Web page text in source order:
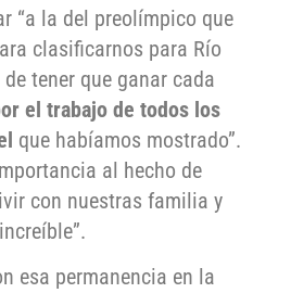
“a la del preolímpico que
clasificarnos para Río
tener que ganar cada
el trabajo de todos los
que habíamos mostrado”.
al hecho de
con nuestras familia y
esa permanencia en la